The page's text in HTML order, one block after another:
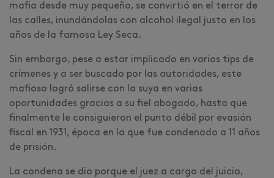
mafia desde muy pequeño, se convirtió en el terror de
las calles, inundándolas con alcohol ilegal justo en los
años de la famosa Ley Seca.
Sin embargo, pese a estar implicado en varios tips de
crímenes y a ser buscado por las autoridades, este
mafioso logró salirse con la suya en varias
oportunidades gracias a su fiel abogado, hasta que
finalmente le consiguieron el punto débil por evasión
fiscal en 1931, época en la que fue condenado a 11 años
de prisión.
La condena se dio porque el juez a cargo del juicio,